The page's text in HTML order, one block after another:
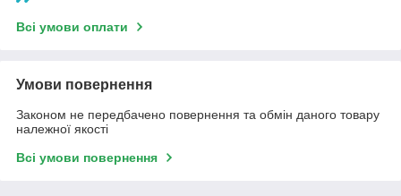
Всі умови оплати
Умови повернення
Законом не передбачено повернення та обмін даного товару
належної якості
Всі умови повернення